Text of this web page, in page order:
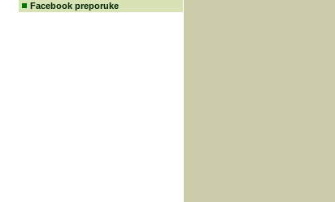
Facebook preporuke